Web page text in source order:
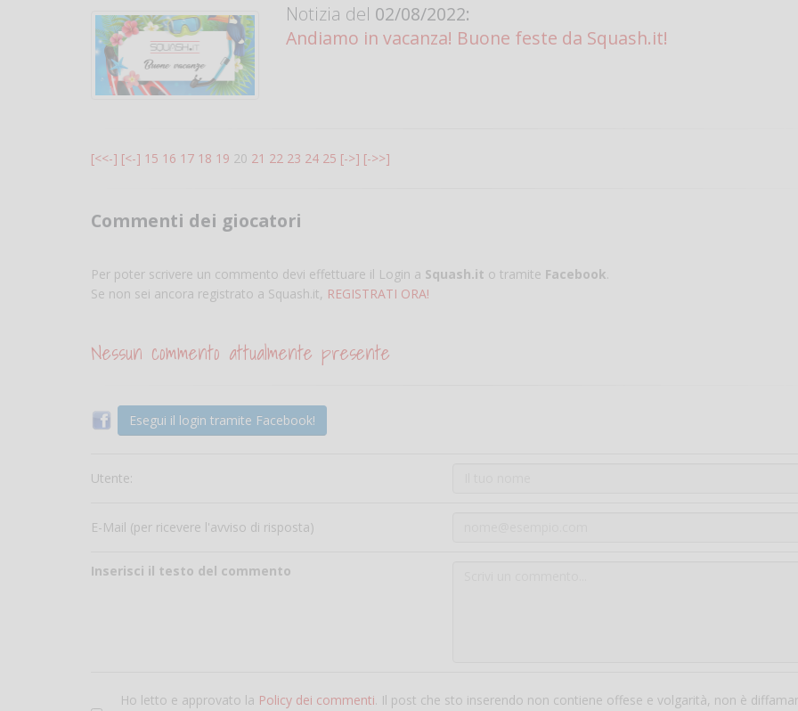
Notizia del 02/08/2022:
Andiamo in vacanza! Buone feste da Squash.it!
[<<-] [<-] 15 16 17 18 19 20 21 22 23 24 25 [->] [->>]
Commenti dei giocatori
Per poter scrivere un commento devi effettuare il Login a Squash.it o tramite Facebook.
Se non sei ancora registrato a Squash.it, REGISTRATI ORA!
Nessun commento attualmente presente
Esegui il login tramite Facebook!
Utente:
E-Mail (per ricevere l'avviso di risposta)
Inserisci il testo del commento
Ho letto e approvato la Policy dei commenti. Il post che sto inserendo non contiene offese e volgarità, non è